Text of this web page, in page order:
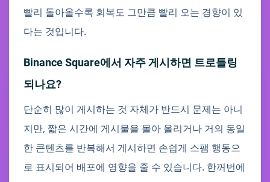
빨리 돌아올수록 회복도 그만큼 빨리 오는 경향이 있
다는 것입니다.
Binance Square에서 자주 게시하면 트로틀링
되나요?
단순히 많이 게시하는 것 자체가 반드시 문제는 아니
지만, 짧은 시간에 게시물을 몰아 올리거나 거의 동일
한 콘텐츠를 반복해서 게시하면 손쉽게 스팸 행동으
로 표시되어 배포에 영향을 줄 수 있습니다. 한꺼번에